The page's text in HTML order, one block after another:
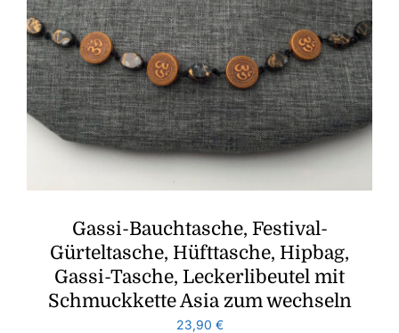
Gassi-Bauchtasche, Festival-
Gürteltasche, Hüfttasche, Hipbag,
Gassi-Tasche, Leckerlibeutel mit
Schmuckkette Asia zum wechseln
23,90 €